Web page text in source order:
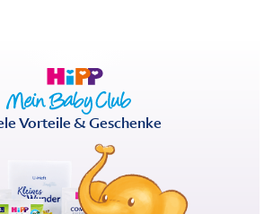
Vorteile & Geschenke